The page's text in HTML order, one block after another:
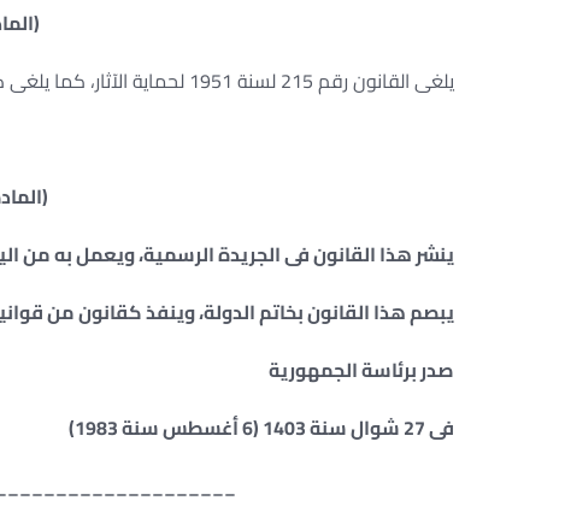
يلغى القانون رقم 215 لسنة 1951 لحماية الآثار، كما يلغى كل نص يخالف أحكام هذا القانون.
ينشر هذا القانون فى الجريدة الرسمية، ويعمل به من
يبصم هذا القانون بخاتم الدولة، وينفذ كقانون من
صدر برئاسة الجمهورية
فى 27 شوال سنة 1403 (6 أغسطس سنة 1983)